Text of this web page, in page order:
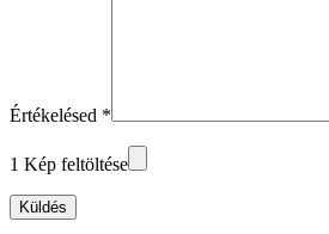
Értékelésed *
1 Kép feltöltése
Küldés